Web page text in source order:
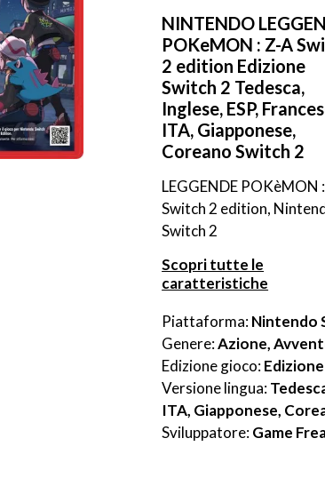
NINTENDO
POKeMON : Z-A
2 edition Edizione
Switch 2 Tedesca,
Inglese, ESP,
ITA, Giapponese,
Coreano Switch 2
LEGGENDE POKèMON
Switch 2 edition,
Switch 2
Scopri tutte le
caratteristiche
Piattaforma: Nintendo
Genere: Azione,
Edizione gioco:
Versione lingua:
ITA, Giapponese,
Sviluppatore: Game